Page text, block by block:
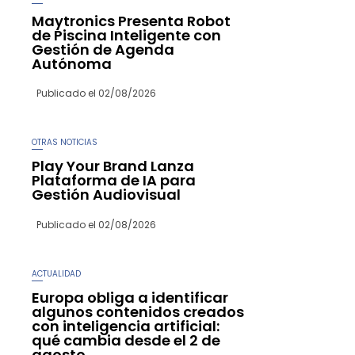
Maytronics Presenta Robot
de Piscina Inteligente con
Gestión de Agenda
Autónoma
Publicado el 02/08/2026
OTRAS NOTICIAS
Play Your Brand Lanza
Plataforma de IA para
Gestión Audiovisual
Publicado el 02/08/2026
ACTUALIDAD
Europa obliga a identificar
algunos contenidos creados
con inteligencia artificial:
qué cambia desde el 2 de